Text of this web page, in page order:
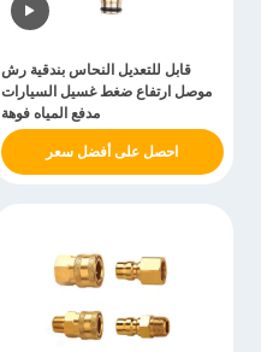
قابل للتعديل النحاس بندقية رش
موصل ارتفاع ضغط غسيل السيارات
مدفع المياه فوهة
احصل على أفضل سعر